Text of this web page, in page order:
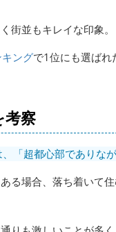
街並もキレイな印象。
ングで1位にも選ば
考察
「超都心部でありな
る場合、落ち着いて